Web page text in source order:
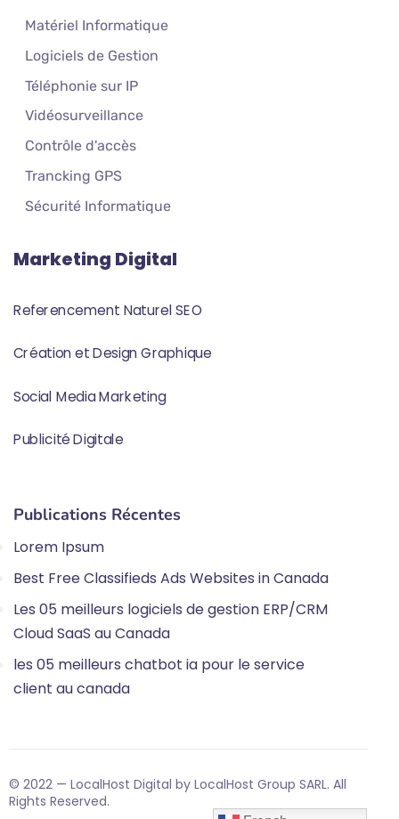
Matériel Informatique
Logiciels de Gestion
Téléphonie sur IP
Vidéosurveillance
Contrôle d'accès
Trancking GPS
Sécurité Informatique
Marketing Digital
Referencement Naturel SEO
Création et Design Graphique
Social Media Marketing
Publicité Digitale
Publications Récentes
Lorem Ipsum
Best Free Classifieds Ads Websites in Canada
Les 05 meilleurs logiciels de gestion ERP/CRM
Cloud SaaS au Canada
les 05 meilleurs chatbot ia pour le service
client au canada
© 2022 — LocalHost Digital by LocalHost Group SARL. All
Rights Reserved.